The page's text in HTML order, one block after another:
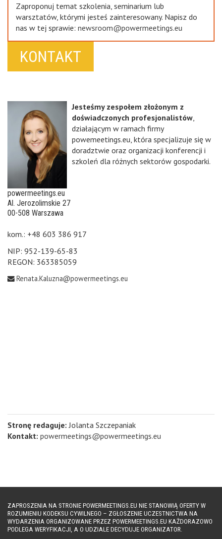
Zaproponuj temat szkolenia, seminarium lub
warsztatów, którymi jesteś zainteresowany. Napisz do
nas w tej sprawie: newsroom@powermeetings.eu
KONTAKT
Jesteśmy zespołem złożonym z
doświadczonych profesjonalistów
działającym w ramach firmy
powemeetings.eu, która specjalizuje się w
doradztwie oraz organizacji konferencji i
szkoleń dla różnych sektorów gospodarki.
powermeetings.eu
Al. Jerozolimskie 27
00-508 Warszawa
kom.: +48 603 386 917
NIP: 952-139-65-83
REGON: 363385059
Renata.Kaluzna@powermeetings.eu
Stronę redaguje: Jolanta Szczepaniak
Kontakt: powermeetings@powermeetings.eu
ZAPROSZENIA NA STRONIE POWERMEETINGS.EU NIE STANOWIĄ OFERTY W
ROZUMIENIU KODEKSU CYWILNEGO – ZGŁOSZENIE UCZESTNICTWA NA
WYDARZENIA ORGANIZOWANE PRZEZ POWERMEETINGS.EU KAŻDORAZOWO
PODLEGA WERYFIKACJI, A O UDZIALE DECYDUJE ORGANIZATOR.